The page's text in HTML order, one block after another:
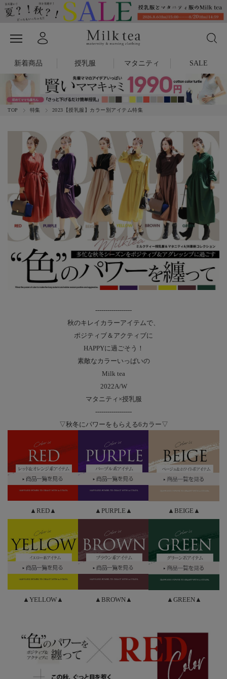
新着商品 授乳服 マタニティ SALE
TOP 特集 2023【授乳服】カラー別アイテム特集
------------------
秋のキレイカラーアイテムで、
ポジティブ＆アクティブに
HAPPYに過ごそう！
素敵なカラーいっぱいの
Milk tea
2022A/W
マタニティ×授乳服
------------------
▽秋冬にパワーをもらえる6カラー▽
▲RED▲ ▲PURPLE▲ ▲BEIGE▲
▲YELLOW▲ ▲BROWN▲ ▲GREEN▲